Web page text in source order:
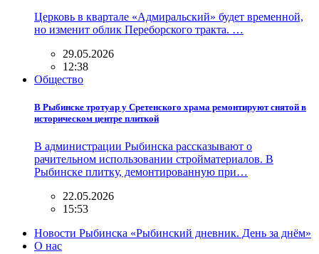
Церковь в квартале «Адмиральский» будет временной,
но изменит облик Переборского тракта. …
29.05.2026
12:38
Общество
В Рыбинске тротуар у Сретенского храма ремонтируют снятой в
историческом центре плиткой
В администрации Рыбинска рассказывают о
рачительном использовании стройматериалов. В
Рыбинске плитку, демонтированную при…
22.05.2026
15:53
Новости Рыбинска «Рыбинский дневник. День за днём»
О нас